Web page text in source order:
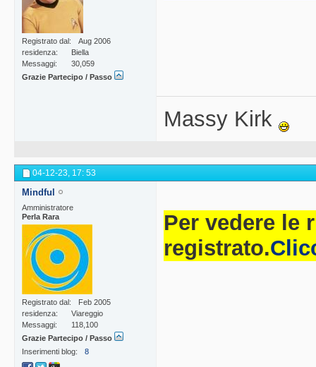
Registrato dal
Aug 2006
residenza
Biella
Messaggi
30,059
Grazie Partecipo / Passo
Massy Kirk
04-12-23, 17: 53
Mindful
Amministratore
Perla Rara
Registrato dal
Feb 2005
residenza
Viareggio
Messaggi
118,100
Grazie Partecipo / Passo
Inserimenti blog
8
Per vedere le
registrato.